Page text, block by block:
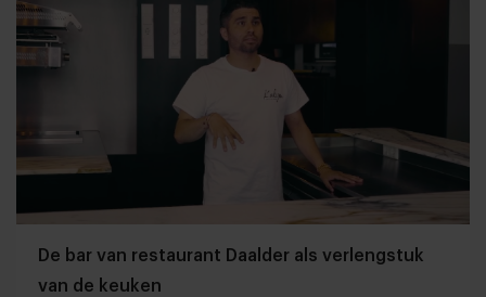
De bar van restaurant Daalder als verlengstuk
van de keuken